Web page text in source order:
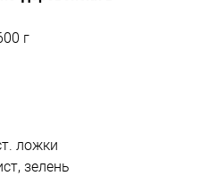
г
ложки
зелень